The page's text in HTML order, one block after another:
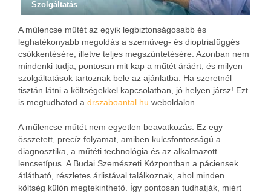
Szolgáltatás
A műlencse műtét az egyik legbiztonságosabb és
leghatékonyabb megoldás a szemüveg- és dioptriafüggés
csökkentésére, illetve teljes megszüntetésére. Azonban nem
mindenki tudja, pontosan mit kap a műtét áráért, és milyen
szolgáltatások tartoznak bele az ajánlatba. Ha szeretnél
tisztán látni a költségekkel kapcsolatban, jó helyen jársz! Ezt
is megtudhatod a drszaboantal.hu weboldalon.
A műlencse műtét nem egyetlen beavatkozás. Ez egy
összetett, precíz folyamat, amiben kulcsfontosságú a
diagnosztika, a műtéti technológia és az alkalmazott
lencsetípus. A Budai Szemészeti Központban a páciensek
átlátható, részletes árlistával találkoznak, ahol minden
költség külön megtekinthető. Így pontosan tudhatják, miért